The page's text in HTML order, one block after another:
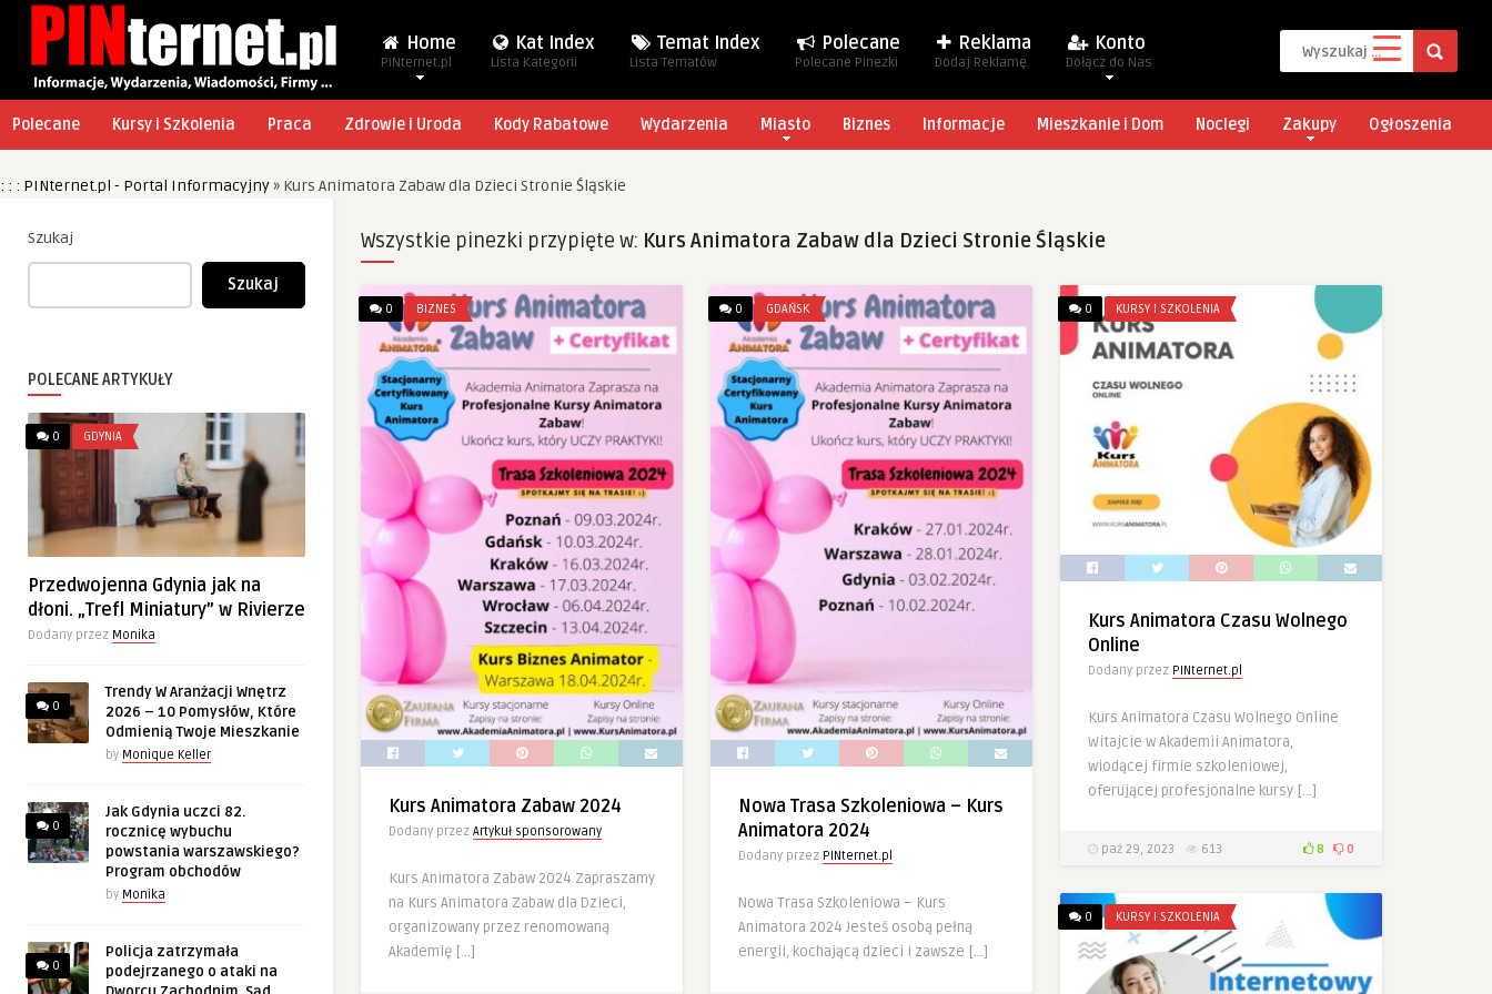
Home
PINternet.pl
Kat Index
Lista Kategorii
Temat Index
Lista Tematów
Polecane
Polecane Pinezki
Reklama
Dodaj Reklamę
Konto
Dołącz do Nas
Polecane Kursy i Szkolenia Praca Zdrowie i Uroda Kody Rabatowe Wydarzenia Miasto Biznes Informacje Mieszkanie i Dom Noclegi Zakupy Ogłoszenia
: : : PINternet.pl - Portal Informacyjny» Kurs Animatora Zabaw dla Dzieci Stronie Śląskie
Szukaj
Szukaj
POLECANE ARTYKUŁY
0 GDYNIA
Przedwojenna Gdynia jak na
dłoni. „Trefl Miniatury” w Rivierze
Dodany przez Monika
0
Trendy W Aranżacji Wnętrz
2026 – 10 Pomysłów, Które
Odmienią Twoje Mieszkanie
by Monique Keller
0
Jak Gdynia uczci 82.
rocznicę wybuchu
powstania warszawskiego?
Program obchodów
by Monika
0
Policja zatrzymała
podejrzanego o ataki na
Wszystkie pinezki przypięte w: Kurs Animatora Zabaw dla Dzieci Stronie Śląskie
0 BIZNES
Kurs Animatora Zabaw 2024
Dodany przez Artykuł sponsorowany
Kurs Animatora Zabaw 2024 Zapraszamy
na Kurs Animatora Zabaw dla Dzieci,
organizowany przez renomowaną
Akademię […]
0 GDAŃSK
Nowa Trasa Szkoleniowa – Kurs
Animatora 2024
Dodany przez PINternet.pl
Nowa Trasa Szkoleniowa – Kurs
Animatora 2024 Jesteś osobą pełną
energii, kochającą dzieci i zawsze […]
0 KURSY I SZKOLENIA
Kurs Animatora Czasu Wolnego
Online
Dodany przez PINternet.pl
Kurs Animatora Czasu Wolnego Online
Witajcie w Akademii Animatora,
wiodącej firmie szkoleniowej,
oferującej profesjonalne kursy […]
paź 29, 2023 613 8 0
0 KURSY I SZKOLENIA